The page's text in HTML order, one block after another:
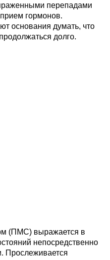
перепадами
гормонов.
основания думать, что
долго.
(ПМС) выражается в
непосредственно
Прослеживается